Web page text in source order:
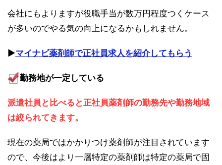
会社にもよりますが役職手当が数万円程度つくケース
が多いのでやる気の向上になるかもしれません。
▶︎マイナビ薬剤師で正社員求人を紹介してもらう
勤務地が一定している
派遣社員と比べると正社員薬剤師の勤務先や勤務地域
は絞られてきます。
現在の薬局ではかかりつけ薬剤師が注目されています
ので、今後はより一層特定の薬剤師は特定の薬局で固